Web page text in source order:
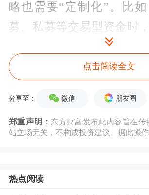
略也需要“定制化”。比
募、私募等交易型资金时
容相对更看重短期行情弹
等因素；面向保险、银行理
视分红能力与波动风险。
同，券商着重研判的策略
判断、特色观点打造自身
点击阅读全文
分享至： 微信 朋友圈
郑重声明： 东方财富发布此内容旨在传
站立场无关，不构成投资建议。据此操作
热点阅读